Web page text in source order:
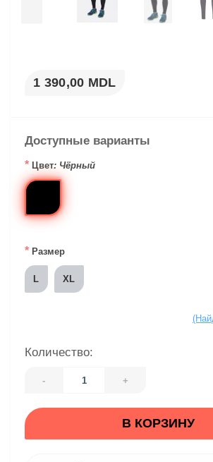
1 390,00 MDL
Доступные варианты
* Цвет: Чёрный
* Размер
L XL
Количество:
- +
В КОРЗИНУ